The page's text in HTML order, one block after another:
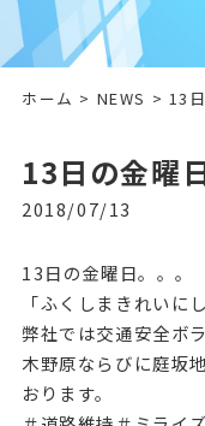
ホーム > NEWS > 13
13日の金曜
2018/07/13
13日の金曜日。。。
「ふくしまきれいに
弊社では交通安全ボ
木野原ならびに庭坂
おります。